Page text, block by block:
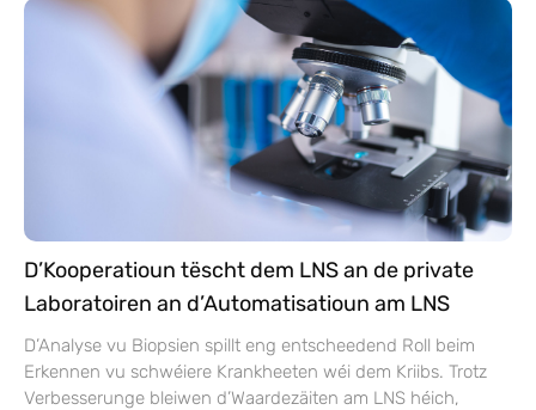
D’Kooperatioun tëscht dem LNS an de private
Laboratoiren an d’Automatisatioun am LNS
D’Analyse vu Biopsien spillt eng entscheedend Roll beim
Erkennen vu schwéiere Krankheeten wéi dem Kriibs. Trotz
Verbesserunge bleiwen d’Waardezäiten am LNS héich,